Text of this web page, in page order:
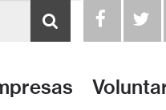
y mejora